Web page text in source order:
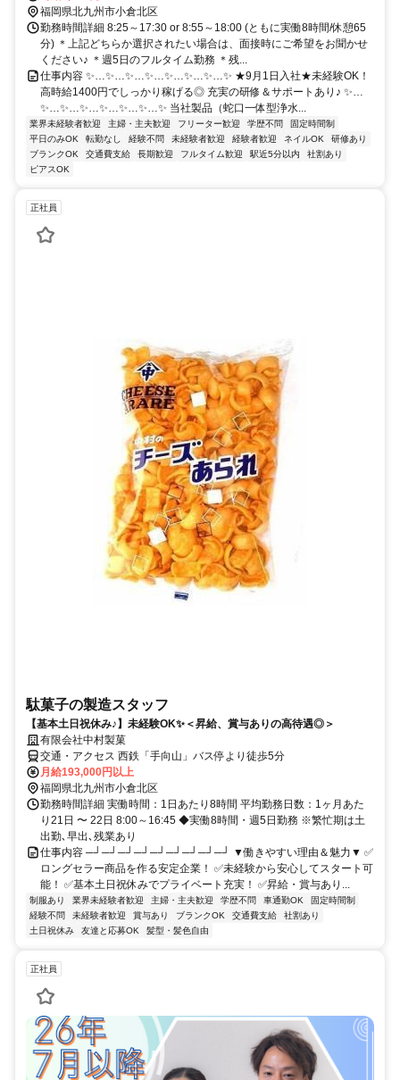
福岡県北九州市小倉北区
勤務時間詳細 8:25～17:30 or 8:55～18:00 (ともに実働8時間/休憩65
分) ＊上記どちらか選択されたい場合は、面接時にご希望をお聞かせ
ください♪ ＊週5日のフルタイム勤務 ＊残...
仕事内容 ✨…✨…✨…✨…✨…✨…✨…✨ ★9月1日入社★未経験OK！
高時給1400円でしっかり稼げる◎ 充実の研修＆サポートあり♪ ✨…
✨…✨…✨…✨…✨…✨…✨ 当社製品（蛇口一体型浄水...
業界未経験者歓迎 主婦・主夫歓迎 フリーター歓迎 学歴不問
固定時間制
平日のみOK
転勤なし 経験不問 未経験者歓迎 経験者歓迎 ネイルOK
研修あり
ブランクOK
交通費支給 長期歓迎 フルタイム歓迎 駅近5分以内
社割あり
ピアスOK
正社員
駄菓子の製造スタッフ
【基本土日祝休み♪】未経験OK✨＜昇給、賞与ありの高待遇◎＞
有限会社中村製菓
交通・アクセス 西鉄「手向山」バス停より徒歩5分
月給193,000円以上
福岡県北九州市小倉北区
勤務時間詳細 実働時間：1日あたり8時間 平均勤務日数：1ヶ月あた
り21日 〜 22日 8:00～16:45 ◆実働8時間・週5日勤務 ※繁忙期は土
出勤､早出､残業あり
仕事内容 ─┘─┘─┘─┘─┘─┘─┘─┘─┘ ▼働きやすい理由＆魅力▼ ✅
ロングセラー商品を作る安定企業！ ✅未経験から安心してスタート可
能！ ✅基本土日祝休みでプライベート充実！ ✅昇給・賞与あり...
制服あり 業界未経験者歓迎 主婦・主夫歓迎 学歴不問 車通勤OK
固定時間制
経験不問
未経験者歓迎 賞与あり ブランクOK 交通費支給
社割あり
土日祝休み
友達と応募OK 髪型・髪色自由
正社員